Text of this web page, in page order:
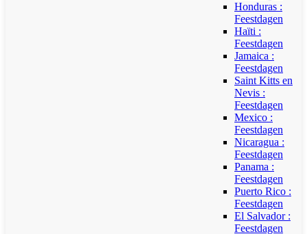
Honduras :
Feestdagen
Haïti :
Feestdagen
Jamaica :
Feestdagen
Saint Kitts en
Nevis :
Feestdagen
Mexico :
Feestdagen
Nicaragua :
Feestdagen
Panama :
Feestdagen
Puerto Rico :
Feestdagen
El Salvador :
Feestdagen